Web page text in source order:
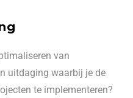
van
uitdaging waarbij je de
te implementeren?